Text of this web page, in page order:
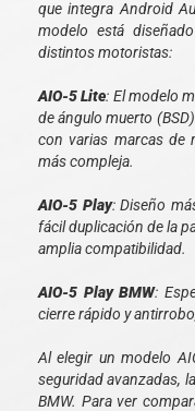
que integra Android
modelo está
distintos motoristas:
AIO-5 Lite: El modelo
de ángulo muerto
con varias marcas de
más compleja.
AIO-5 Play: Diseño
fácil duplicación de la
amplia compatibilidad.
AIO-5 Play BMW:
cierre rápido y
Al elegir un modelo
seguridad avanzadas,
BMW. Para ver